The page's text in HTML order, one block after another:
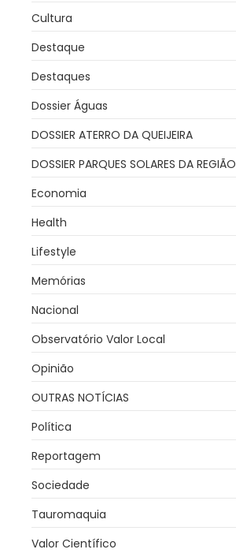
Cultura
Destaque
Destaques
Dossier Águas
DOSSIER ATERRO DA QUEIJEIRA
DOSSIER PARQUES SOLARES DA REGIÃO
Economia
Health
Lifestyle
Memórias
Nacional
Observatório Valor Local
Opinião
OUTRAS NOTÍCIAS
Política
Reportagem
Sociedade
Tauromaquia
Valor Científico